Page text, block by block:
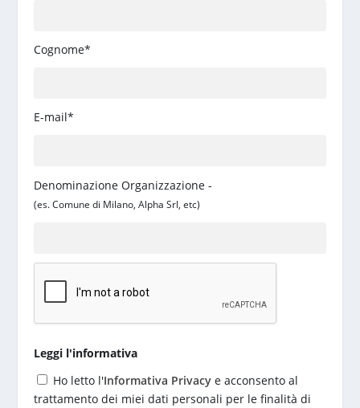
Cognome*
E-mail*
Denominazione Organizzazione -
(es. Comune di Milano, Alpha Srl, etc)
Leggi l'informativa
Ho letto l'Informativa Privacy e acconsento al
trattamento dei miei dati personali per le finalità di